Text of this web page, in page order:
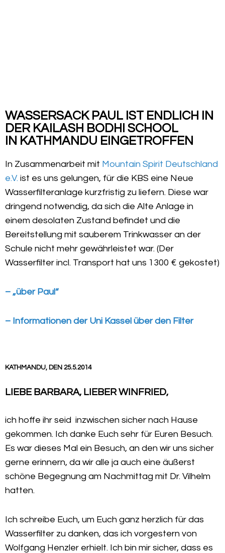
WASSERSACK PAUL IST ENDLICH IN
DER KAILASH BODHI SCHOOL
IN KATHMANDU EINGETROFFEN
In Zusammenarbeit mit Mountain Spirit Deutschland
e.V. ist es uns gelungen, für die KBS eine Neue
Wasserfilteranlage kurzfristig zu liefern. Diese war
dringend notwendig, da sich die Alte Anlage in
einem desolaten Zustand befindet und die
Bereitstellung mit sauberem Trinkwasser an der
Schule nicht mehr gewährleistet war. (Der
Wasserfilter incl. Transport hat uns 1300 € gekostet)
– „über Paul“
– Informationen der Uni Kassel über den Filter
KATHMANDU, DEN 25.5.2014
LIEBE BARBARA, LIEBER WINFRIED,
ich hoffe ihr seid inzwischen sicher nach Hause
gekommen. Ich danke Euch sehr für Euren Besuch.
Es war dieses Mal ein Besuch, an den wir uns sicher
gerne erinnern, da wir alle ja auch eine äußerst
schöne Begegnung am Nachmittag mit Dr. Vilhelm
hatten.
Ich schreibe Euch, um Euch ganz herzlich für das
Wasserfilter zu danken, das ich vorgestern von
Wolfgang Henzler erhielt. Ich bin mir sicher, dass es